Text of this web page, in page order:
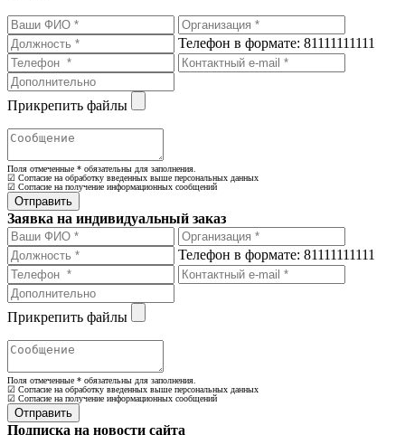
Телефон в формате: 81111111111
Прикрепить файлы
Поля отмеченные * обязательны для заполнения.
☑ Согласие на обработку введенных выше персональных данных
☑ Согласие на получение информационных сообщений
Заявка на индивидуальный заказ
Телефон в формате: 81111111111
Прикрепить файлы
Поля отмеченные * обязательны для заполнения.
☑ Согласие на обработку введенных выше персональных данных
☑ Согласие на получение информационных сообщений
Подписка на новости сайта